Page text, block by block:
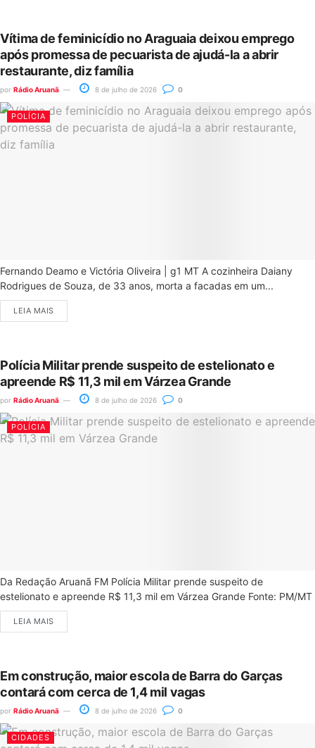
Vítima de feminicídio no Araguaia deixou emprego
após promessa de pecuarista de ajudá-la a abrir
restaurante, diz família
por Rádio Aruanã 8 de julho de 2026 0
POLÍCIA
Fernando Deamo e Victória Oliveira | g1 MT A cozinheira Daiany
Rodrigues de Souza, de 33 anos, morta a facadas em um...
LEIA MAIS
Polícia Militar prende suspeito de estelionato e
apreende R$ 11,3 mil em Várzea Grande
por Rádio Aruanã 8 de julho de 2026 0
POLÍCIA
Da Redação Aruanã FM Polícia Militar prende suspeito de
estelionato e apreende R$ 11,3 mil em Várzea Grande Fonte: PM/MT
LEIA MAIS
Em construção, maior escola de Barra do Garças
contará com cerca de 1,4 mil vagas
por Rádio Aruanã 8 de julho de 2026 0
CIDADES